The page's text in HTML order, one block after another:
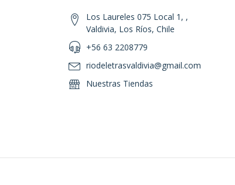
Los Laureles 075 Local 1, ,
Valdivia, Los Ríos, Chile
+56 63 2208779
riodeletrasvaldivia@gmail.com
Nuestras Tiendas